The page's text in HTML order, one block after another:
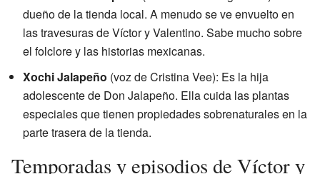
dueño de la tienda local. A menudo se ve envuelto en
las travesuras de Víctor y Valentino. Sabe mucho sobre
el folclore y las historias mexicanas.
Xochi Jalapeño (voz de Cristina Vee): Es la hija
adolescente de Don Jalapeño. Ella cuida las plantas
especiales que tienen propiedades sobrenaturales en la
parte trasera de la tienda.
Temporadas y episodios de Víctor y